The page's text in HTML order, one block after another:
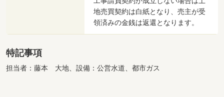
地売買契約は白紙となり、売主が受
領済みの金銭は返還となります。
特記事項
担当者：藤本 大地、設備：公営水道、都市ガス